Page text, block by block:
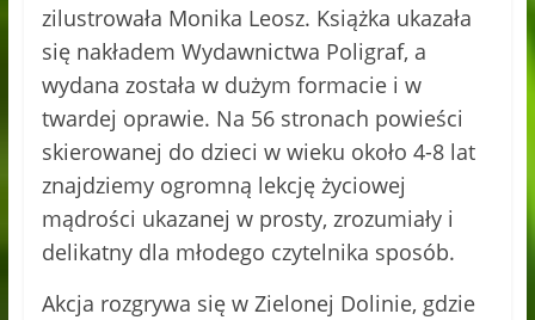
zilustrowała Monika Leosz. Książka ukazała
się nakładem Wydawnictwa Poligraf, a
wydana została w dużym formacie i w
twardej oprawie. Na 56 stronach powieści
skierowanej do dzieci w wieku około 4-8 lat
znajdziemy ogromną lekcję życiowej
mądrości ukazanej w prosty, zrozumiały i
delikatny dla młodego czytelnika sposób.
Akcja rozgrywa się w Zielonej Dolinie, gdzie